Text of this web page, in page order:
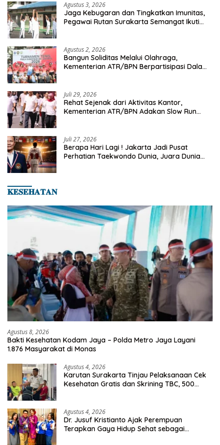
Agustus 3, 2026
Jaga Kebugaran dan Tingkatkan Imunitas,
Pegawai Rutan Surakarta Semangat Ikuti
Agustus 2, 2026
Bangun Soliditas Melalui Olahraga,
Kementerian ATR/BPN Berpartisipasi Dalam
Juli 29, 2026
Rehat Sejenak dari Aktivitas Kantor,
Kementerian ATR/BPN Adakan Slow Run
Juli 27, 2026
Berapa Hari Lagi ! Jakarta Jadi Pusat
Perhatian Taekwondo Dunia, Juara Dunia
𝐊𝐄𝐒𝐄𝐇𝐀𝐓𝐀𝐍
Agustus 8, 2026
Bakti Kesehatan Kodam Jaya – Polda Metro Jaya Layani
1.876 Masyarakat di Monas
Agustus 4, 2026
Karutan Surakarta Tinjau Pelaksanaan Cek
Kesehatan Gratis dan Skrining TBC, 500
Agustus 4, 2026
Dr. Jusuf Kristianto Ajak Perempuan
Terapkan Gaya Hidup Sehat sebagai